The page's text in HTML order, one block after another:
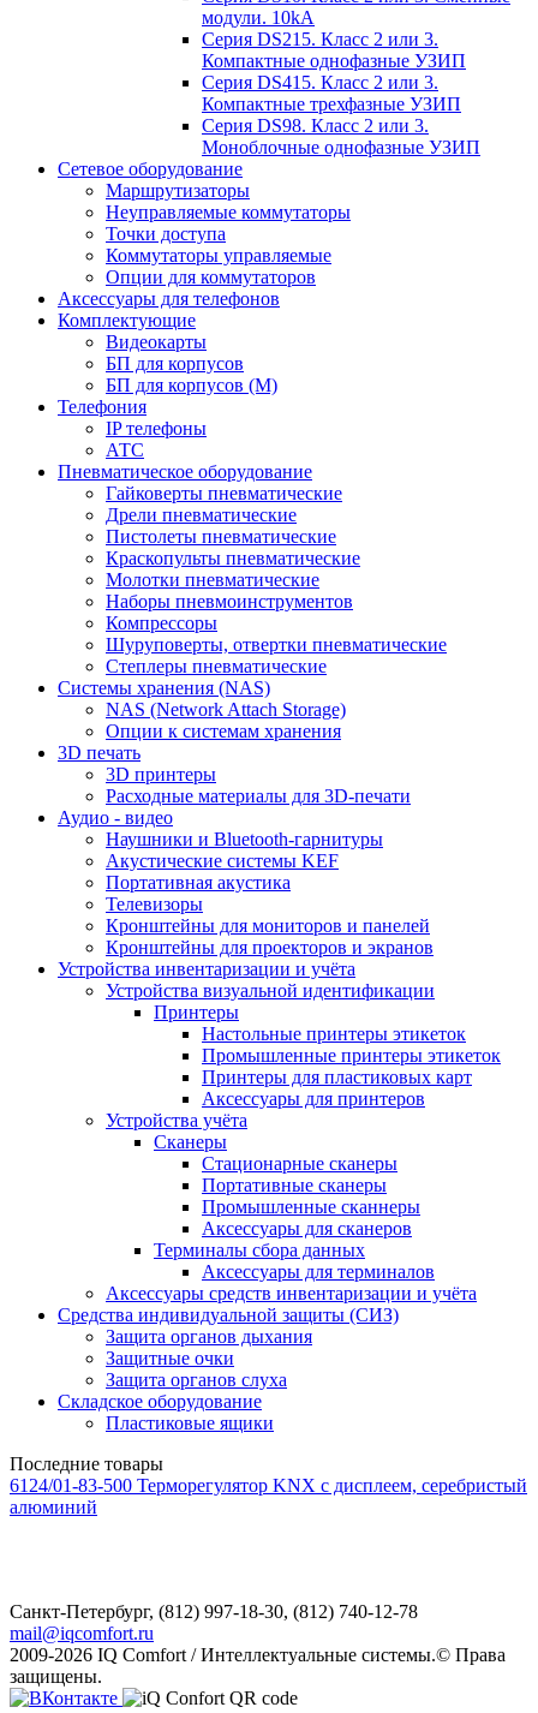
модули. 10kA
Серия DS215. Класс 2 или 3.
Компактные однофазные УЗИП
Серия DS415. Класс 2 или 3.
Компактные трехфазные УЗИП
Серия DS98. Класс 2 или 3.
Моноблочные однофазные УЗИП
Сетевое оборудование
Маршрутизаторы
Неуправляемые коммутаторы
Точки доступа
Коммутаторы управляемые
Опции для коммутаторов
Аксессуары для телефонов
Комплектующие
Видеокарты
БП для корпусов
БП для корпусов (М)
Телефония
IP телефоны
АТС
Пневматическое оборудование
Гайковерты пневматические
Дрели пневматические
Пистолеты пневматические
Краскопульты пневматические
Молотки пневматические
Наборы пневмоинструментов
Компрессоры
Шуруповерты, отвертки пневматические
Степлеры пневматические
Cистемы хранения (NAS)
NAS (Network Attach Storage)
Опции к системам хранения
3D печать
3D принтеры
Расходные материалы для 3D-печати
Аудио - видео
Наушники и Bluetooth-гарнитуры
Акустические системы KEF
Портативная акустика
Телевизоры
Кронштейны для мониторов и панелей
Кронштейны для проекторов и экранов
Устройства инвентаризации и учёта
Устройства визуальной идентификации
Принтеры
Настольные принтеры этикеток
Промышленные принтеры этикеток
Принтеры для пластиковых карт
Аксессуары для принтеров
Устройства учёта
Сканеры
Стационарные сканеры
Портативные сканеры
Промышленные сканнеры
Аксессуары для сканеров
Терминалы сбора данных
Аксессуары для терминалов
Аксессуары средств инвентаризации и учёта
Средства индивидуальной защиты (СИЗ)
Защита органов дыхания
Защитные очки
Защита органов слуха
Складское оборудование
Пластиковые ящики
Последние товары
6124/01-83-500 Терморегулятор KNX с дисплеем, серебристый
алюминий
Санкт-Петербург, (812) 997-18-30, (812) 740-12-78
mail@iqcomfort.ru
2009-2026 IQ Comfort / Интеллектуальные системы.© Права
защищены.